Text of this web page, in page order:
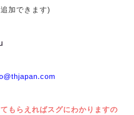
加できます)
もらえればスグにわかりますの